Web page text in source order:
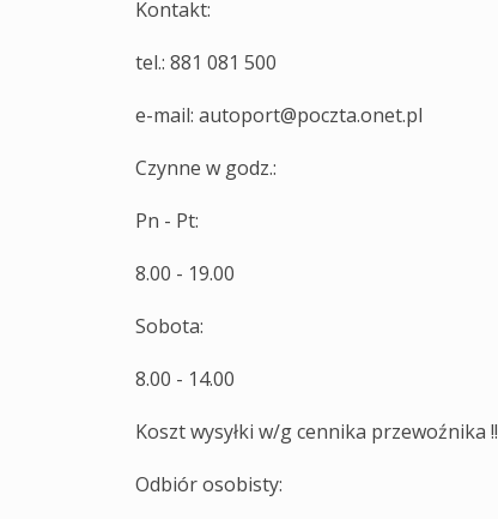
Kontakt:
tel.: 881 081 500
e-mail: autoport@poczta.onet.pl
Czynne w godz.:
Pn - Pt:
8.00 - 19.00
Sobota:
8.00 - 14.00
Koszt wysyłki w/g cennika przewoźnika !!
Odbiór osobisty: